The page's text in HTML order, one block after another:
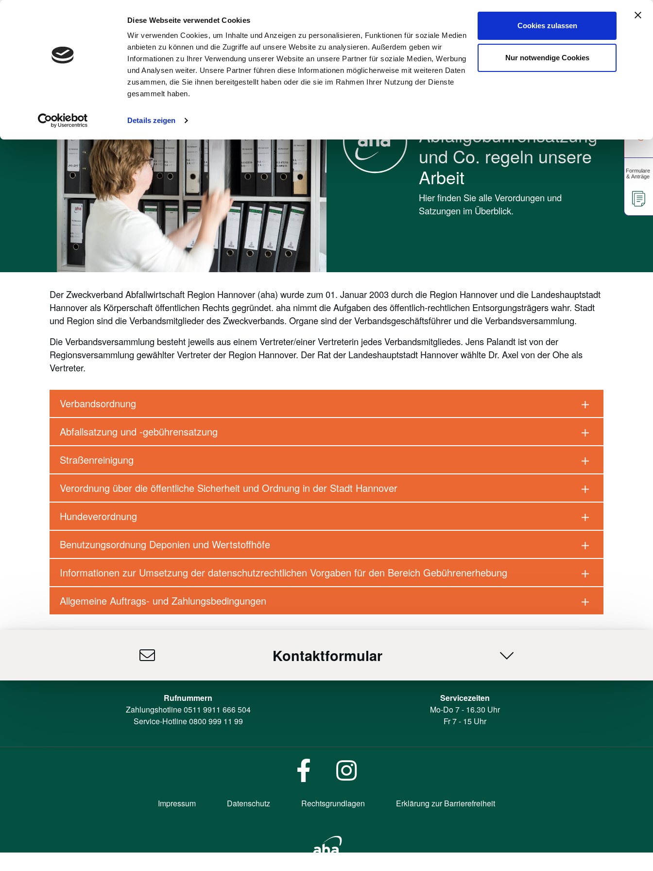
Diese Webseite verwendet Cookies
Wir verwenden Cookies, um Inhalte und Anzeigen zu personalisieren, Funktionen für soziale Medien
anbieten zu können und die Zugriffe auf unsere Website zu analysieren. Außerdem geben wir
Informationen zu Ihrer Verwendung unserer Website an unsere Partner für soziale Medien, Werbung
und Analysen weiter. Unsere Partner führen diese Informationen möglicherweise mit weiteren Daten
zusammen, die Sie ihnen bereitgestellt haben oder die sie im Rahmen Ihrer Nutzung der Dienste
gesammelt haben.
Details zeigen
Cookies zulassen
Nur notwendige Cookies
Gewerbekunden Unsere Apps AA
Abfälle und
Wertstoffe
Entsorgung und
Recycling Stadtreinigung Umwelt und
Verantwortung
Startseite Über uns Der Zweckverband Rechtsgrundlagen
Abfallgebührensatzung
und Co. regeln unsere
Arbeit
Hier finden Sie alle Verordungen und
Satzungen im Überblick.
Der Zweckverband Abfallwirtschaft Region Hannover (aha) wurde zum 01. Januar 2003 durch die Region Hannover und die Landeshauptstadt
Hannover als Körperschaft öffentlichen Rechts gegründet. aha nimmt die Aufgaben des öffentlich-rechtlichen Entsorgungsträgers wahr. Stadt
und Region sind die Verbandsmitglieder des Zweckverbands. Organe sind der Verbandsgeschäftsführer und die Verbandsversammlung.
Die Verbandsversammlung besteht jeweils aus einem Vertreter/einer Vertreterin jedes Verbandsmitgliedes. Jens Palandt ist von der
Regionsversammlung gewählter Vertreter der Region Hannover. Der Rat der Landeshauptstadt Hannover wählte Dr. Axel von der Ohe als
Vertreter.
Verbandsordnung
Abfallsatzung und -gebührensatzung
Straßenreinigung
Verordnung über die öffentliche Sicherheit und Ordnung in der Stadt Hannover
Hundeverordnung
Benutzungsordnung Deponien und Wertstoffhöfe
Informationen zur Umsetzung der datenschutzrechtlichen Vorgaben für den Bereich Gebührenerhebung
Allgemeine Auftrags- und Zahlungsbedingungen
Kontaktformular
Rufnummern
Zahlungshotline0511 9911 666 504
Service-Hotline0800 999 11 99
Servicezeiten
Mo-Do 7 - 16.30 Uhr
Fr 7 - 15 Uhr
Impressum Datenschutz Rechtsgrundlagen Erklärung zur Barrierefreiheit